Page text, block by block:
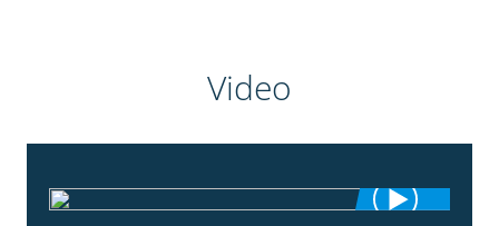
Video